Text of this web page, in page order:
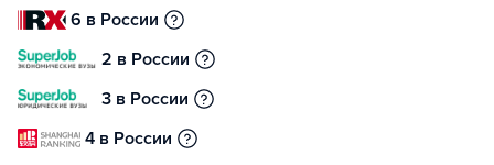
6 в России
2 в России
3 в России
4 в России